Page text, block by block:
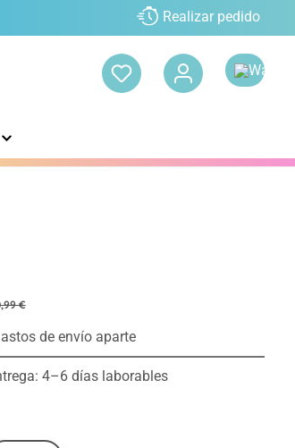
Realizar pedido
€
de envío aparte
4–6 días laborables